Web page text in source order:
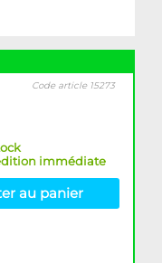
Code article 15273
immédiate
au panier